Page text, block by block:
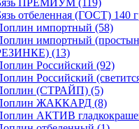
отбеленная (ГОСТ) 140
импортный (58)
импортный
(13)
Российский (92)
Российский
(СТРАЙП) (5)
ЖАККАРД (8)
АКТИВ